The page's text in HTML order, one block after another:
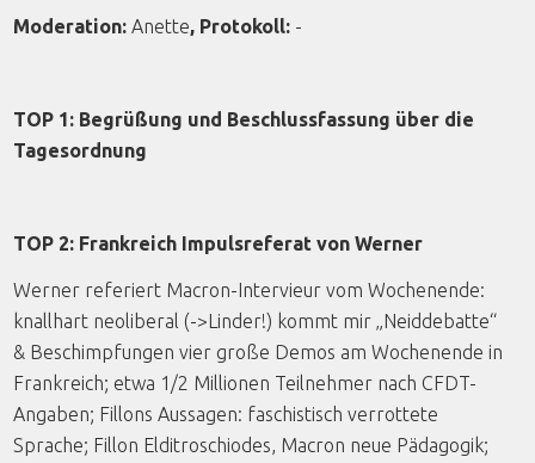
Moderation: Anette, Protokoll: -
TOP 1: Begrüßung und Beschlussfassung über die
Tagesordnung
TOP 2: Frankreich Impulsreferat von Werner
Werner referiert Macron-Intervieur vom Wochenende:
knallhart neoliberal (->Linder!) kommt mir „Neiddebatte“
& Beschimpfungen vier große Demos am Wochenende in
Frankreich; etwa 1/2 Millionen Teilnehmer nach CFDT-
Angaben; Fillons Aussagen: faschistisch verrottete
Sprache; Fillon Elditroschiodes, Macron neue Pädagogik;